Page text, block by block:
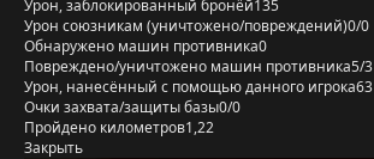
Урон, заблокированный бронёй135
Урон союзникам (уничтожено/повреждений)0/0
Обнаружено машин противника0
Повреждено/уничтожено машин противника5/3
Урон, нанесённый с помощью данного игрока63
Очки захвата/защиты базы0/0
Пройдено километров1,22
Закрыть